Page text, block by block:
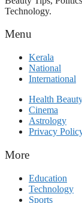
Technology.
Menu
Kerala
National
International
Health
Cinema
Astrology
Privacy
More
Education
Technology
Sports